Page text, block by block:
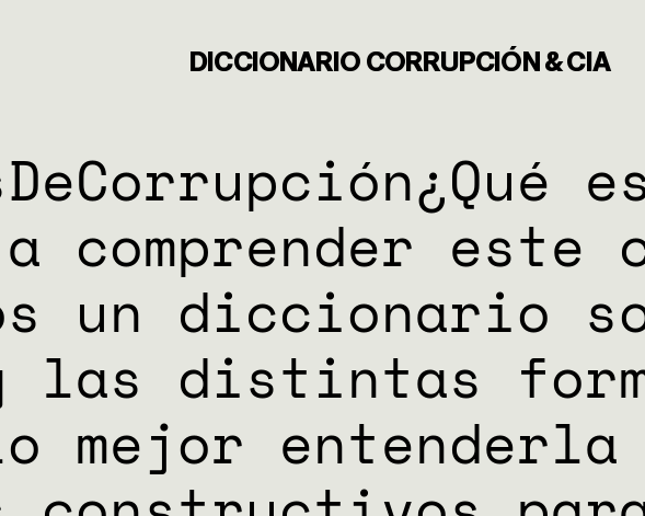
DICCIONARIO CORRUPCIÓN & CIA
comprender este
un diccionario
las distintas
mejor entenderla